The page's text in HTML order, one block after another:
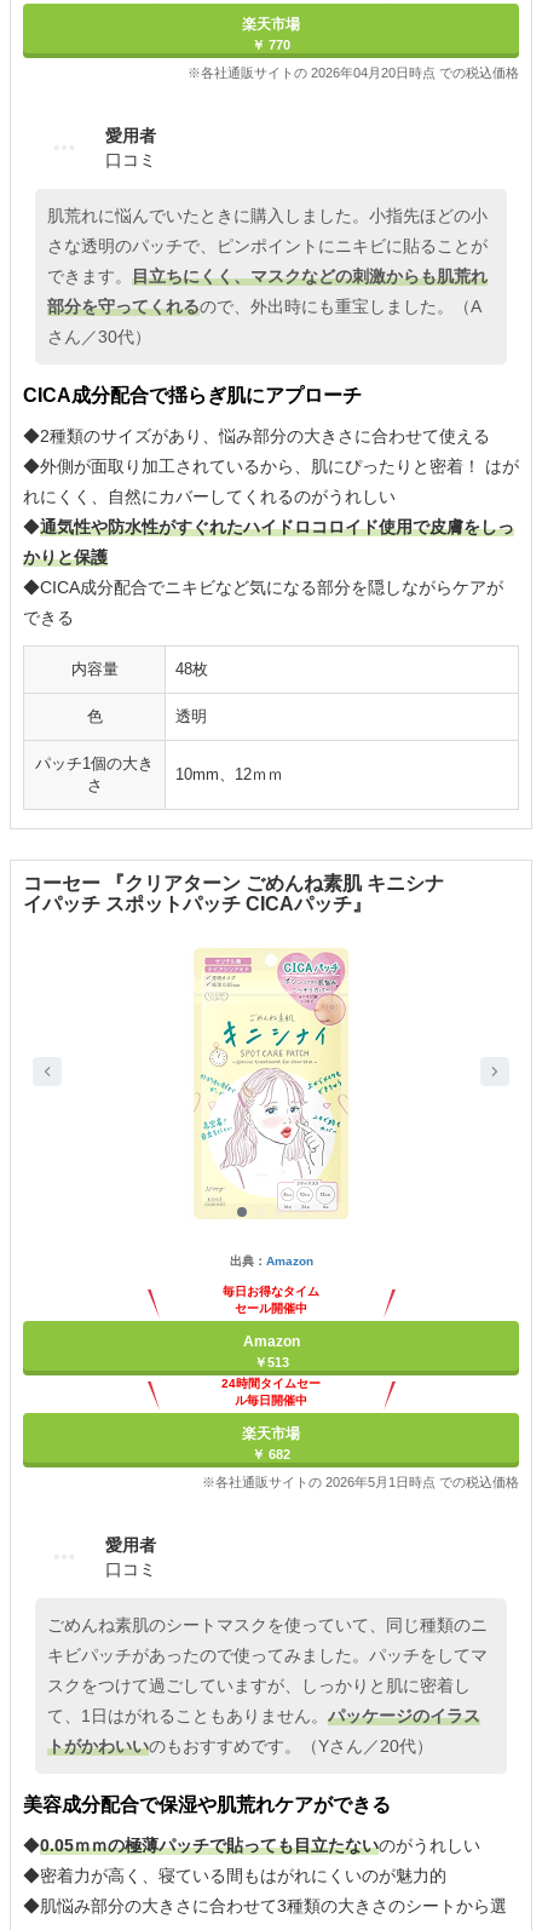
楽天市場
￥ 770
※各社通販サイトの 2026年04月20日時点 での税込価格
愛用者
口コミ
肌荒れに悩んでいたときに購入しました。小指先ほどの小
さな透明のパッチで、ピンポイントにニキビに貼ることが
できます。 目立ちにくく、マスクなどの刺激からも肌荒れ
部分を守ってくれるので、外出時にも重宝しました。（A
さん／30代）
CICA成分配合で揺らぎ肌にアプローチ
◆2種類のサイズがあり、悩み部分の大きさに合わせて使える
◆外側が面取り加工されているから、肌にぴったりと密着！ はが
れにくく、自然にカバーしてくれるのがうれしい
◆通気性や防水性がすぐれたハイドロコロイド使用で皮膚をしっ
かりと保護
◆CICA成分配合でニキビなど気になる部分を隠しながらケアが
できる
内容量 48枚
色 透明
パッチ1個の大き
さ
10mm、12ｍｍ
コーセー 『クリアターン ごめんね素肌 キニシナ
イパッチ スポットパッチ CICAパッチ』
出典： Amazon
毎日お得なタイム
セール開催中
Amazon
￥513
24時間タイムセー
ル毎日開催中
楽天市場
￥ 682
※各社通販サイトの 2026年5月1日時点 での税込価格
愛用者
口コミ
ごめんね素肌のシートマスクを使っていて、同じ種類のニ
キビパッチがあったので使ってみました。パッチをしてマ
スクをつけて過ごしていますが、しっかりと肌に密着し
て、1日はがれることもありません。 パッケージのイラス
トがかわいいのもおすすめです。（Yさん／20代）
美容成分配合で保湿や肌荒れケアができる
◆0.05ｍｍの極薄パッチで貼っても目立たないのがうれしい
◆密着力が高く、寝ている間もはがれにくいのが魅力的
◆肌悩み部分の大きさに合わせて3種類の大きさのシートから選